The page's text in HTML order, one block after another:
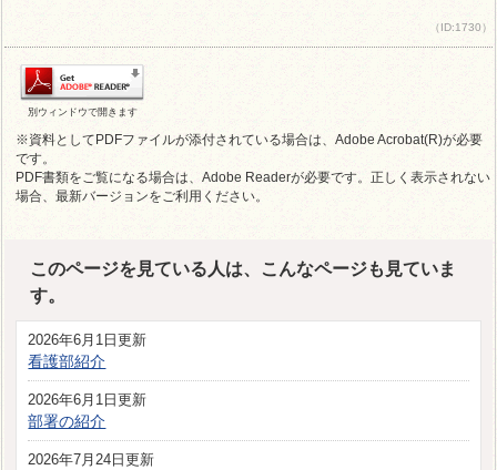
（ID:1730）
別ウィンドウで開きます
※資料としてPDFファイルが添付されている場合は、Adobe Acrobat(R)が必要
です。
PDF書類をご覧になる場合は、Adobe Readerが必要です。正しく表示されない
場合、最新バージョンをご利用ください。
このページを見ている人は、こんなページも見ていま
す。
2026年6月1日更新
看護部紹介
2026年6月1日更新
部署の紹介
2026年7月24日更新